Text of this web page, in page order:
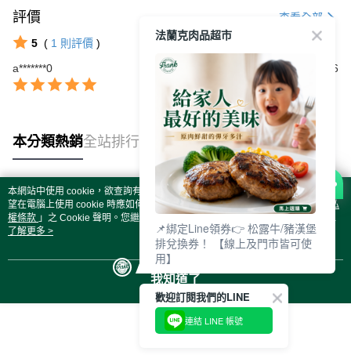
評價 查看全部
5 ( 1 則評價 )
a*******0
2024/02/06
本分類熱銷全站排行
熱門標籤
本網站中使用 cookie，欲查詢有關本網站使用 cookie 方式之詳情，及若您不希
望在電腦上使用 cookie 時應如何變更電腦的 cookie 設定，請參閱本網站「
隱私
權條款 」之 Cookie 聲明。您繼續使用本網站即表示您同意本公司得按本網站使
用條款之 Cookie 聲明使用 cookie。
了解更多 >
我知道了
法蘭克肉品超市
📌綁定Line領券👉 松露牛/豬漢堡
排兌換券！ 【線上及門市皆可使
用】
歡迎訂閱我們的LINE
連結 LINE 帳號